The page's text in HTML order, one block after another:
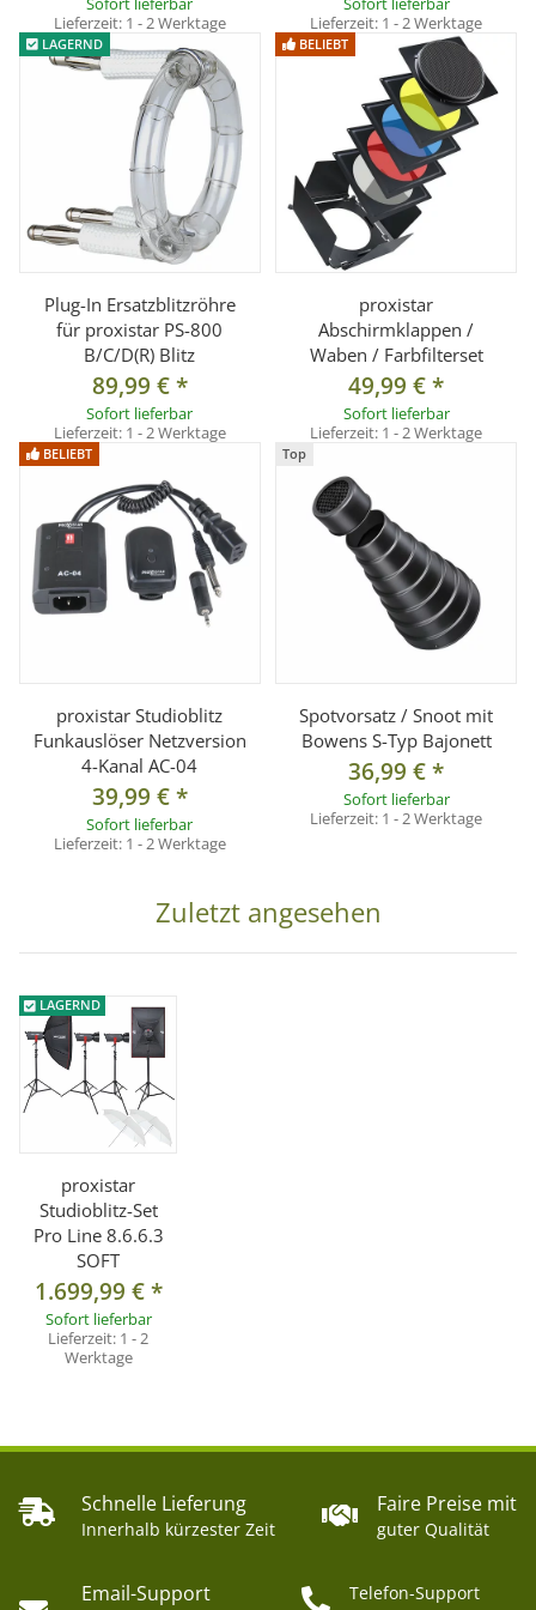
steuerbar (für bis zu 10 Blitze möglich), somit ideal zur
Verwendung mit Deckenschienen-Systemen
° Auto Dump Funktion - automatischer Abbau der
Blitzleistung bei Leistungsreduzierung
° praktischer Bajonettanschluss (Bowens kompatibel)
° Blitzleistung und Einstelllicht (
150W) stufenlos, getrennt
und proportional regelbar
° übersichtliches Bedienfeld
° Fotozelle und Akustiksignal deaktivierbar
° integrierter Schirmhalter
Blitzröhre steckbar zum einfachen Auswechseln
Technische
Daten:
Studioblitz PS-
Studioblitz
PS-600DR
Studioblitz
Blitzleistung
300Ws 600Ws
Leitzahl
(1m/ISO 100)
54 78
Wiederauflade
0,5-1s 0,5-4s
Leistungseinst
ellung
voll bis 1/32 stufenlos
Einstelllicht
150W
Bajonett
Bowens S
"plug- in", vom Benutzer wechselbar
Überspannung
sschutz
Überhitzungss
chutz
Überlastungss
Bereitschaftsa
nzeige
Spannung
Synchronbuch
Auslöseart
Fotozelle, Synchrokabel, Testknopf
s
5/8"
Zubehör in
Schutzkappe, Reflektor, Netzkabel,
Lieferzeit: 1 - 2 Werktage
Lieferzeit: 1 - 2 Werktage
LAGERND
Plug-In Ersatzblitzröhre
für proxistar PS-800
B/C/D(R) Blitz
89,99 €*
Sofort lieferbar
Lieferzeit: 1 - 2 Werktage
BELIEBT
proxistar
Abschirmklappen /
Waben / Farbfilterset
49,99 €*
Sofort lieferbar
Lieferzeit: 1 - 2 Werktage
BELIEBT
proxistar Studioblitz
Funkauslöser Netzversion
4-Kanal AC-04
39,99 €*
Sofort lieferbar
Lieferzeit: 1 - 2 Werktage
Top
Spotvorsatz / Snoot mit
Bowens S-Typ Bajonett
36,99 €*
Sofort lieferbar
Lieferzeit: 1 - 2 Werktage
Zuletzt angesehen
LAGERND
proxistar
Studioblitz-Set
Pro Line 8.6.6.3
SOFT
1.699,99 €*
Sofort lieferbar
Lieferzeit: 1 - 2
Werktage
Schnelle Lieferung
Innerhalb kürzester Zeit
Faire Preise mit
guter Qualität
Email-Support
Telefon-Support